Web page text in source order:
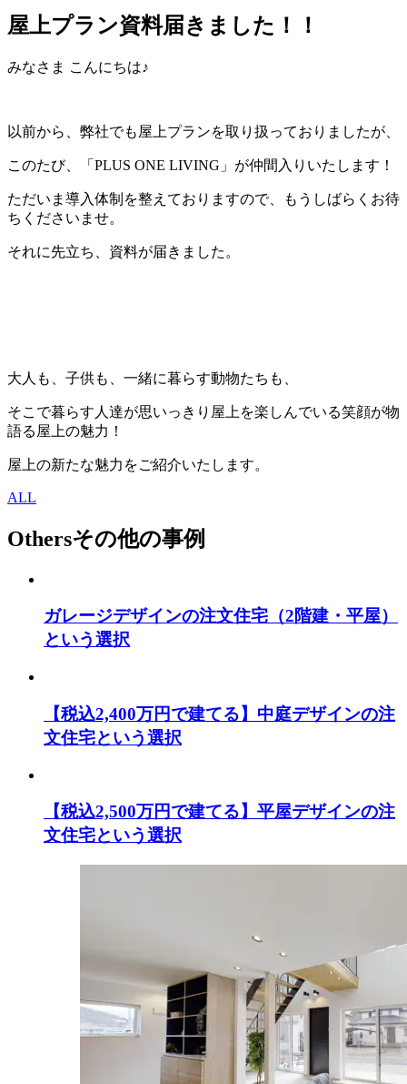
屋上プラン資料届きました！！
みなさま こんにちは♪
以前から、弊社でも屋上プランを取り扱っておりましたが、
このたび、「PLUS ONE LIVING」が仲間入りいたします！
ただいま導入体制を整えておりますので、もうしばらくお待
ちくださいませ。
それに先立ち、資料が届きました。
大人も、子供も、一緒に暮らす動物たちも、
そこで暮らす人達が思いっきり屋上を楽しんでいる笑顔が物
語る屋上の魅力！
屋上の新たな魅力をご紹介いたします。
ALL
Othersその他の事例
ガレージデザインの注文住宅（2階建・平屋）
という選択
【税込2,400万円で建てる】中庭デザインの注
文住宅という選択
【税込2,500万円で建てる】平屋デザインの注
文住宅という選択